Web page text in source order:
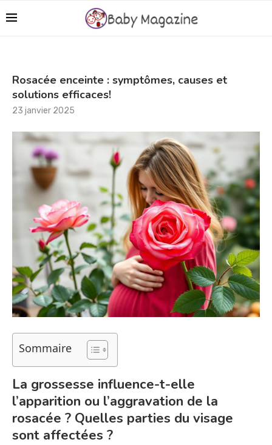
Rosacée enceinte : symptômes, causes et
solutions efficaces!
23 janvier 2025
Sommaire
La grossesse influence-t-elle
l’apparition ou l’aggravation de la
rosacée ? Quelles parties du visage
sont affectées ?